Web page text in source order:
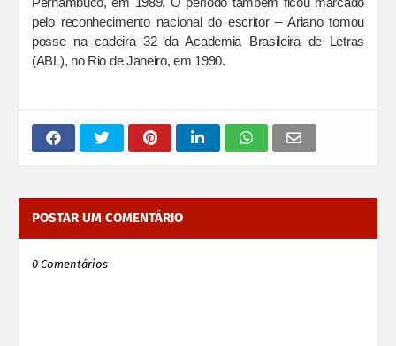
pelo reconhecimento nacional do escritor – Ariano tomou
posse na cadeira 32 da Academia Brasileira de Letras
(ABL), no Rio de Janeiro, em 1990.
POSTAR UM COMENTÁRIO
0 Comentários